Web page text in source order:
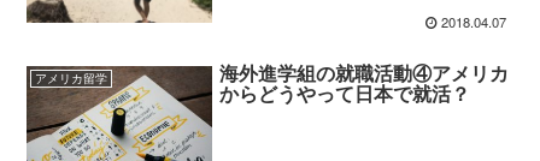
2018.04.07
アメリカ留学 海外進学組の就職活動④アメリカ
からどうやって日本で就活？